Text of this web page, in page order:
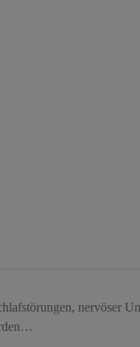
nervöser